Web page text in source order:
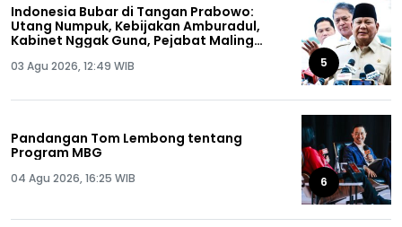
Indonesia Bubar di Tangan Prabowo:
Utang Numpuk, Kebijakan Amburadul,
Kabinet Nggak Guna, Pejabat Maling
03 Agu 2026, 12:49 WIB 5
Pandangan Tom Lembong tentang
Program MBG
04 Agu 2026, 16:25 WIB 6